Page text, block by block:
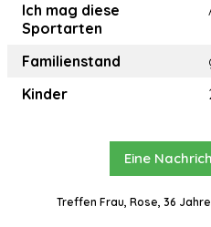
Ich mag diese
Sportarten
Familienstand
Kinder
Eine
Treffen Frau, Rose, 36